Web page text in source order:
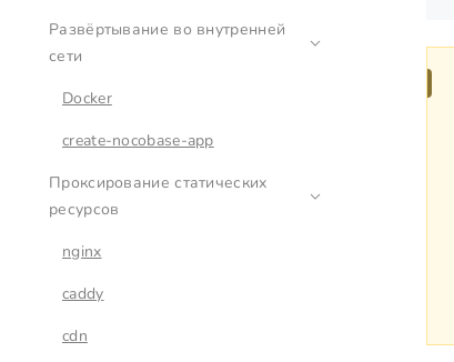
Развёртывание во внутренней
сети
Docker
create-nocobase-app
Проксирование статических
ресурсов
nginx
caddy
cdn